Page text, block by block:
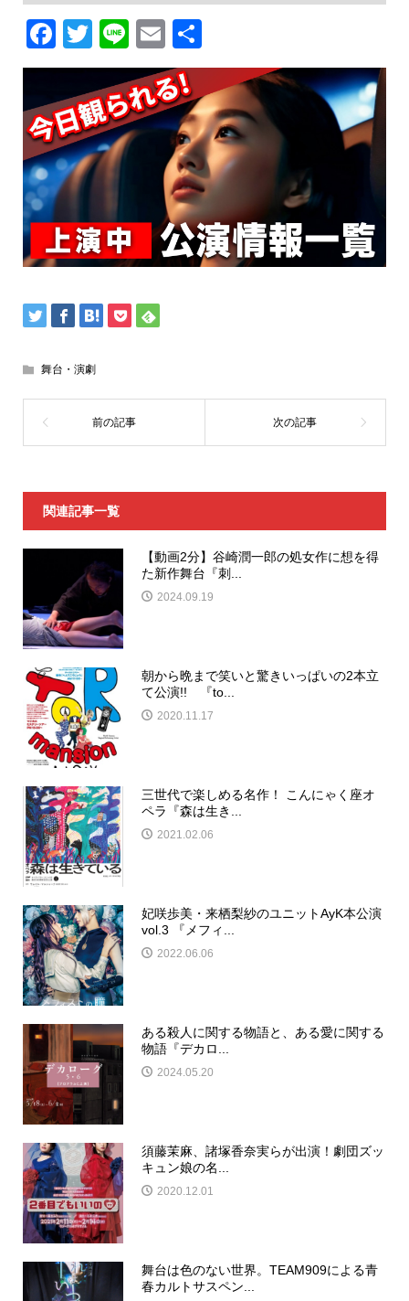
Facebook
Twitter
LineEmail
有
舞台・演劇
関連記事一覧
【動画2分】谷崎潤一郎の処女作に想を得
た新作舞台『刺...
2024.09.19
朝から晩まで笑いと驚きいっぱいの2本立
て公演!! 『to...
2020.11.17
三世代で楽しめる名作！ こんにゃく座オ
ペラ『森は生き...
2021.02.06
妃咲歩美・来栖梨紗のユニットAyK本公演
vol.3 『メフィ...
2022.06.06
ある殺人に関する物語と、ある愛に関する
物語『デカロ...
2024.05.20
須藤茉麻、諸塚香奈実らが出演！劇団ズッ
キュン娘の名...
2020.12.01
舞台は色のない世界。TEAM909による青
春カルトサスペン...